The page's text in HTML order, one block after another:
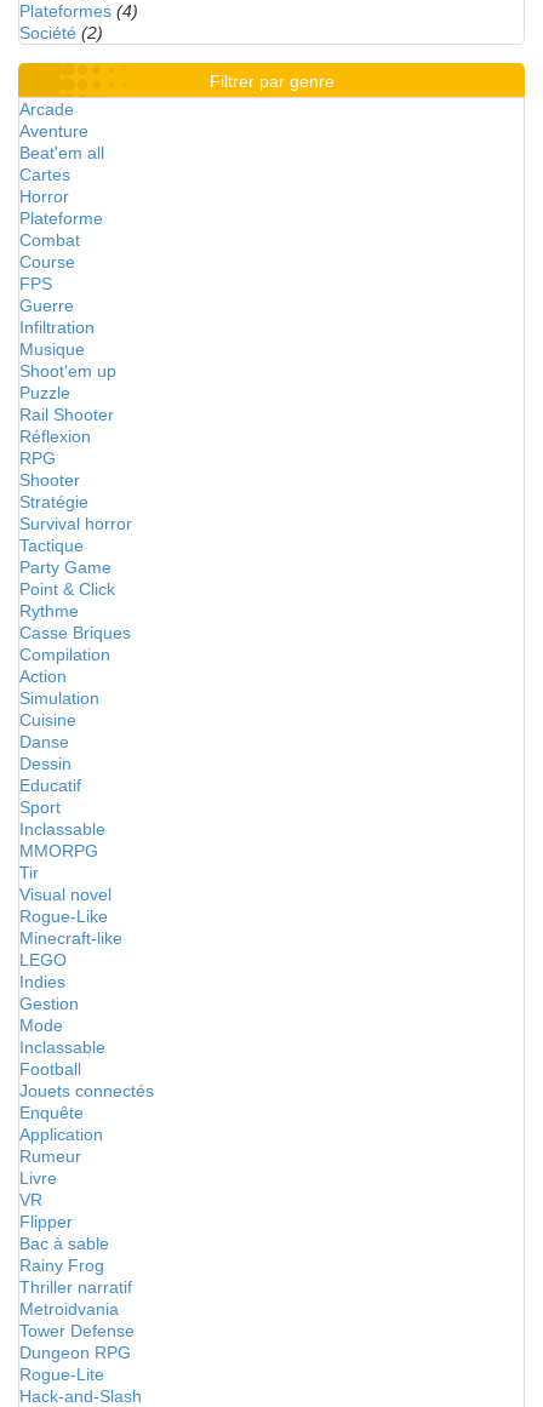
Plateformes (4)
Société (2)
Filtrer par genre
Arcade
Aventure
Beat'em all
Cartes
Horror
Plateforme
Combat
Course
FPS
Guerre
Infiltration
Musique
Shoot'em up
Puzzle
Rail Shooter
Réflexion
RPG
Shooter
Stratégie
Survival horror
Tactique
Party Game
Point & Click
Rythme
Casse Briques
Compilation
Action
Simulation
Cuisine
Danse
Dessin
Educatif
Sport
Inclassable
MMORPG
Tir
Visual novel
Rogue-Like
Minecraft-like
LEGO
Indies
Gestion
Mode
Inclassable
Football
Jouets connectés
Enquête
Application
Rumeur
Livre
VR
Flipper
Bac à sable
Rainy Frog
Thriller narratif
Metroidvania
Tower Defense
Dungeon RPG
Rogue-Lite
Hack-and-Slash